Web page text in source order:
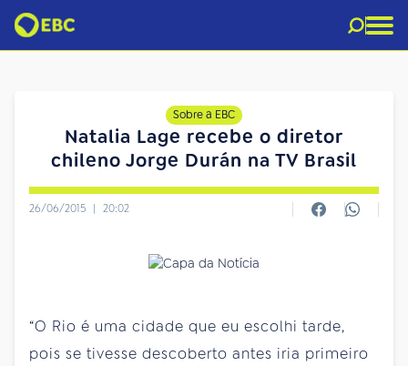
Sobre a EBC
Natalia Lage recebe o diretor
chileno Jorge Durán na TV Brasil
26/06/2015 | 20:02
“O Rio é uma cidade que eu escolhi tarde,
pois se tivesse descoberto antes iria primeiro